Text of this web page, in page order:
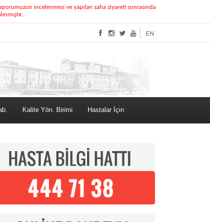
incelenmesi ve yapılan saha ziyareti sonrasında
EN
Kalite Yön. Birimi Hastalar İçin